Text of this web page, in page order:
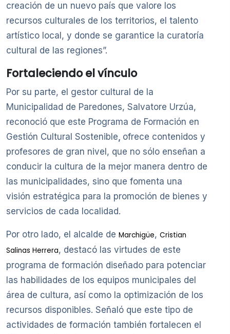
creación de un nuevo país que valore los
recursos culturales de los territorios, el talento
artístico local, y donde se garantice la curatoría
cultural de las regiones”.
Fortaleciendo el vínculo
Por su parte, el gestor cultural de la
Municipalidad de Paredones, Salvatore Urzúa,
reconoció que este Programa de Formación en
Gestión Cultural Sostenible, ofrece contenidos y
profesores de gran nivel, que no sólo enseñan a
conducir la cultura de la mejor manera dentro de
las municipalidades, sino que fomenta una
visión estratégica para la promoción de bienes y
servicios de cada localidad.
Por otro lado, el alcalde de Marchigüe, Cristian
Salinas Herrera, destacó las virtudes de este
programa de formación diseñado para potenciar
las habilidades de los equipos municipales del
área de cultura, así como la optimización de los
recursos disponibles. Señaló que este tipo de
actividades de formación también fortalecen el